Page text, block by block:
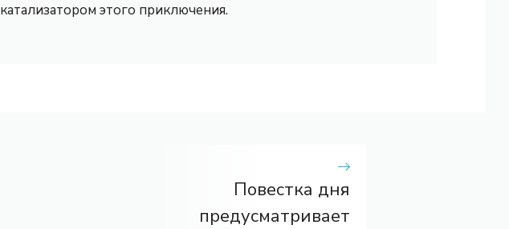
катализатором этого приключения.
Повестка дня
предусматривает